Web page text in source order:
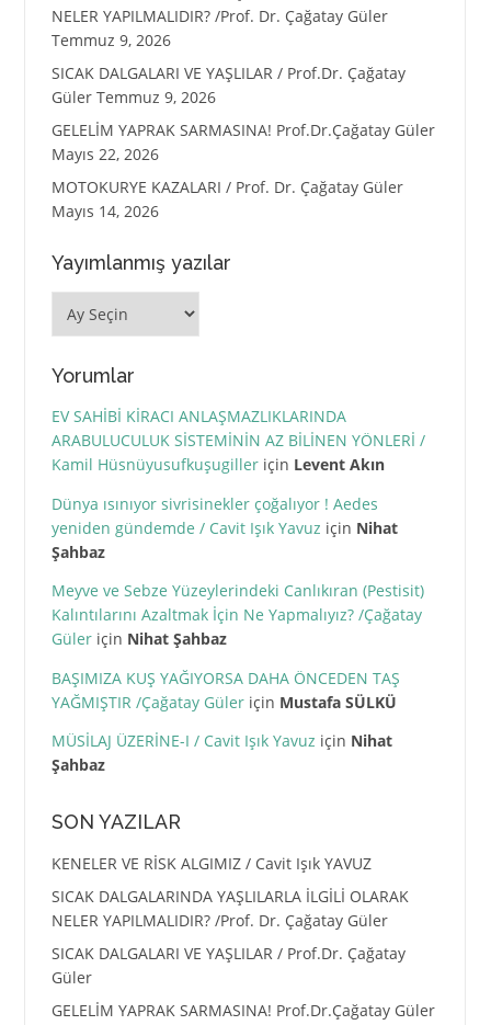
NELER YAPILMALIDIR? /Prof. Dr. Çağatay Güler
Temmuz 9, 2026
SICAK DALGALARI VE YAŞLILAR / Prof.Dr. Çağatay
Güler Temmuz 9, 2026
GELELİM YAPRAK SARMASINA! Prof.Dr.Çağatay Güler
Mayıs 22, 2026
MOTOKURYE KAZALARI / Prof. Dr. Çağatay Güler
Mayıs 14, 2026
Yayımlanmış yazılar
yazılar
Yorumlar
EV SAHİBİ KİRACI ANLAŞMAZLIKLARINDA
ARABULUCULUK SİSTEMİNİN AZ BİLİNEN YÖNLERİ /
Kamil Hüsnüyusufkuşugilleriçin Levent Akın
Dünya ısınıyor sivrisinekler çoğalıyor ! Aedes
yeniden gündemde / Cavit Işık Yavuz için Nihat
Şahbaz
Meyve ve Sebze Yüzeylerindeki Canlıkıran (Pestisit)
Kalıntılarını Azaltmak İçin Ne Yapmalıyız? /Çağatay
Güleriçin Nihat Şahbaz
BAŞIMIZA KUŞ YAĞIYORSA DAHA ÖNCEDEN TAŞ
YAĞMIŞTIR /Çağatay Güleriçin Mustafa SÜLKÜ
MÜSİLAJ ÜZERİNE-I / Cavit Işık Yavuz için Nihat
Şahbaz
SON YAZILAR
KENELER VE RİSK ALGIMIZ / Cavit Işık YAVUZ
SICAK DALGALARINDA YAŞLILARLA İLGİLİ OLARAK
NELER YAPILMALIDIR? /Prof. Dr. Çağatay Güler
SICAK DALGALARI VE YAŞLILAR / Prof.Dr. Çağatay
Güler
GELELİM YAPRAK SARMASINA! Prof.Dr.Çağatay Güler